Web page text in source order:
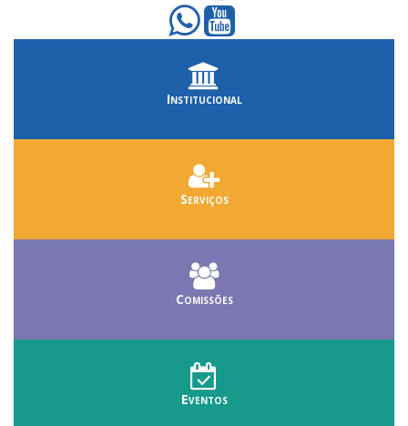
Institucional
Serviços
Comissões
Eventos